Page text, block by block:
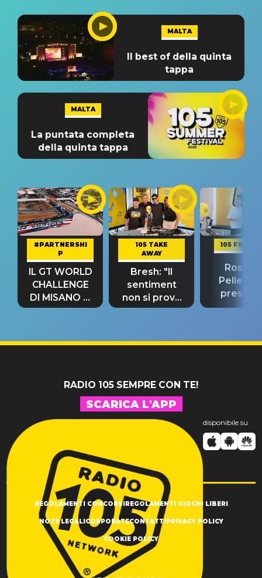
MALTA
Il best of della quinta
tappa
MALTA
La puntata completa
della quinta tappa
#PARTNERSHI
P
IL GT WORLD
CHALLENGE
DI MISANO si
riconferma
105 TAKE
AWAY
Bresh: "Il
sentiment
non si prova
fino alla notte
105
Rosario
“Così
RADIO 105 SEMPRE CON TE!
SCARICA L'APP
disponibile su
REGOLAMENTI CONCORSIREGOLAMENTI GIOCHI LIBERI
NOTE LEGALICORPORATECONTATTIPRIVACY POLICY
COOKIE POLICY